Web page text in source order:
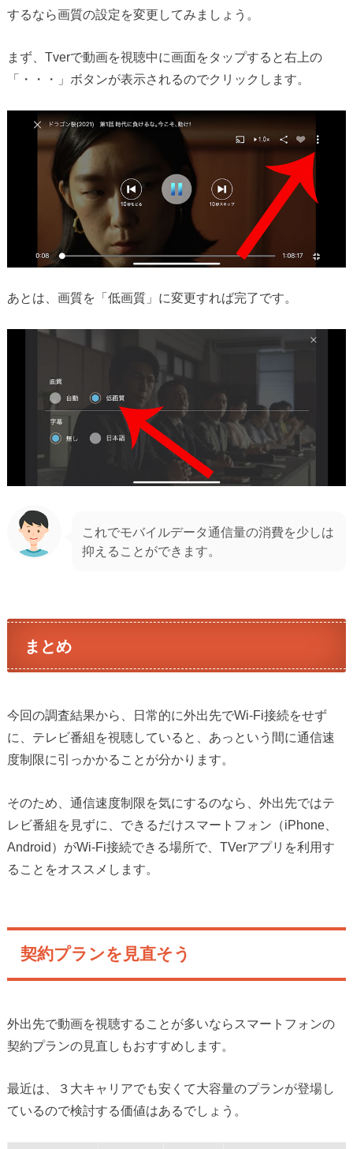
するなら画質の設定を変更してみましょう。
まず、Tverで動画を視聴中に画面をタップすると右上の
「・・・」ボタンが表示されるのでクリックします。
あとは、画質を「低画質」に変更すれば完了です。
これでモバイルデータ通信量の消費を少しは
抑えることができます。
まとめ
今回の調査結果から、日常的に外出先でWi-Fi接続をせず
に、テレビ番組を視聴していると、あっという間に通信速
度制限に引っかかることが分かります。
そのため、通信速度制限を気にするのなら、外出先ではテ
レビ番組を見ずに、できるだけスマートフォン（iPhone、
Android）がWi-Fi接続できる場所で、TVerアプリを利用す
ることをオススメします。
契約プランを見直そう
外出先で動画を視聴することが多いならスマートフォンの
契約プランの見直しもおすすめします。
最近は、３大キャリアでも安くて大容量のプランが登場し
ているので検討する価値はあるでしょう。